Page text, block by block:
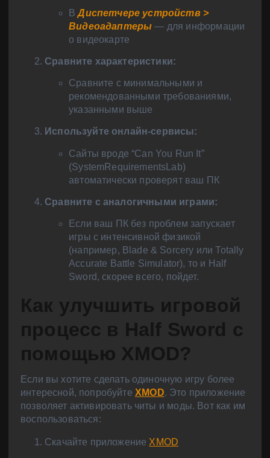
ВДиспетчере устройств >
Видеоадаптеры — для информации
о видеокарте
Сравните характеристики:
Сравните с минимальными и
рекомендованными требованиями,
указанными выше
Используйте онлайн-сервисы:
Сайты вроде “Can You Run It”
(SystemRequirementsLab)
автоматически проверят ваш ПК
Сравните с аналогичными играми:
Если ваш ПК без проблем запускает
игры с интенсивной физикой
(например, Blade & Sorcery или Totally
Accurate Battle Simulator), то и Half
Sword, скорее всего, пойдет.
Как улучшить игровой
процесс в Half Sword с
помощью XMOD?
Если вы хотите сделать одиночную игру более
интересной, попробуйте XMOD. Это приложение
позволяет активировать читы и моды. Вот как им
воспользоваться:
Скачайте приложение XMOD